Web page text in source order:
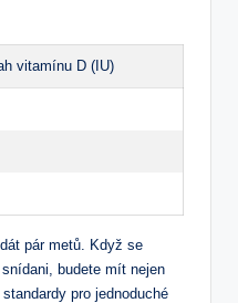
vitamínu D (IU)
pár⁢ metů. Když se
budete mít ⁤nejen
pro jednoduché